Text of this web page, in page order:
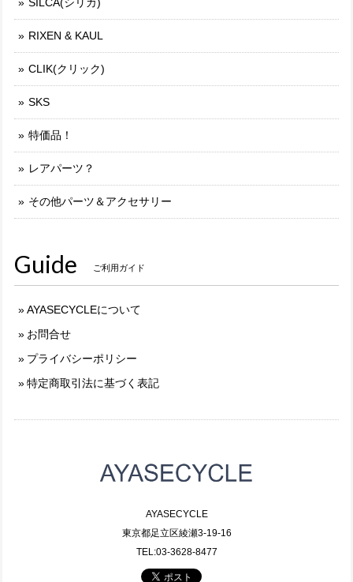
SILCA(シリカ)
RIXEN & KAUL
CLIK(クリック)
SKS
特価品！
レアパーツ？
その他パーツ＆アクセサリー
Guide ご利用ガイド
AYASECYCLEについて
お問合せ
プライバシーポリシー
特定商取引法に基づく表記
AYASECYCLE
東京都足立区綾瀬3-19-16
TEL:03-3628-8477